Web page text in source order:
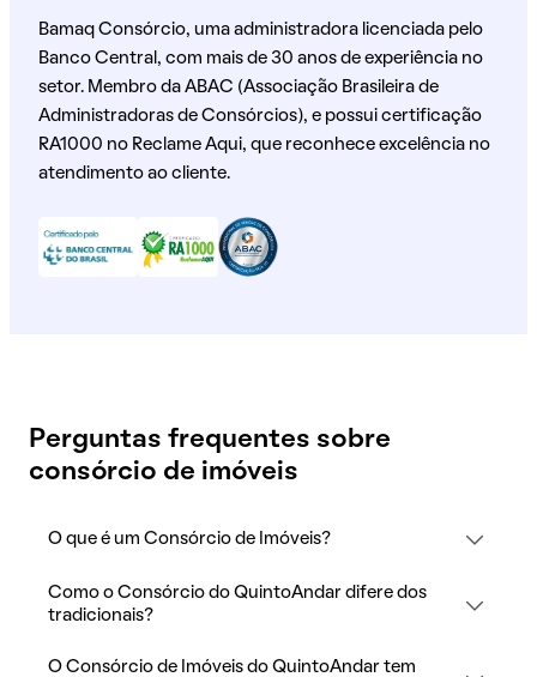
Bamaq Consórcio, uma administradora licenciada pelo
Banco Central, com mais de 30 anos de experiência no
setor. Membro da ABAC (Associação Brasileira de
Administradoras de Consórcios), e possui certificação
RA1000 no Reclame Aqui, que reconhece excelência no
atendimento ao cliente.
Perguntas frequentes sobre
consórcio de imóveis
O que é um Consórcio de Imóveis?
Como o Consórcio do QuintoAndar difere dos
tradicionais?
O Consórcio de Imóveis do QuintoAndar tem